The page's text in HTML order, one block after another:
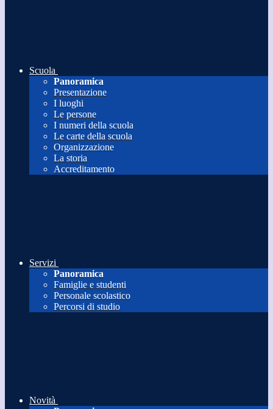
Scuola
Panoramica
Presentazione
I luoghi
Le persone
I numeri della scuola
Le carte della scuola
Organizzazione
La storia
Accreditamento
Servizi
Panoramica
Famiglie e studenti
Personale scolastico
Percorsi di studio
Novità